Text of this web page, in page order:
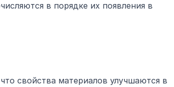
в порядке их появления в
свойства материалов улучшаются в